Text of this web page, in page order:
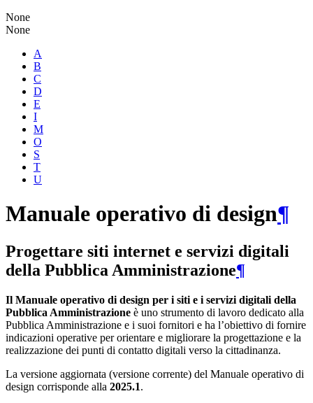
None
None
A
B
C
D
E
I
M
O
S
T
U
Manuale operativo di design¶
Progettare siti internet e servizi digitali
della Pubblica Amministrazione¶
Il Manuale operativo di design per i siti e i servizi digitali della
Pubblica Amministrazione è uno strumento di lavoro dedicato alla
Pubblica Amministrazione e i suoi fornitori e ha l’obiettivo di fornire
indicazioni operative per orientare e migliorare la progettazione e la
realizzazione dei punti di contatto digitali verso la cittadinanza.
La versione aggiornata (versione corrente) del Manuale operativo di
design corrisponde alla 2025.1.